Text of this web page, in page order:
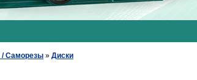
/ Саморезы » Диски